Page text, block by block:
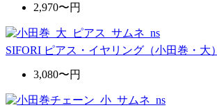
2,970〜円
SIFORI ピアス・イヤリング（小田巻・大）
3,080〜円